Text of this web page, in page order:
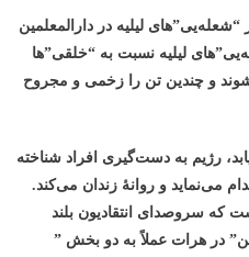
لیلیه در دارالمعلمین
لیلیه نسبت به “خلقی”ها
و چندین تن را زخمی و مجروح
رژیم به دست‌گیری افراد شناخته
می‌نماید و روانۀ زندان می‌کند.
که سروصدای انتقادیون بلند
در هرات عملاً به دو بخش ”